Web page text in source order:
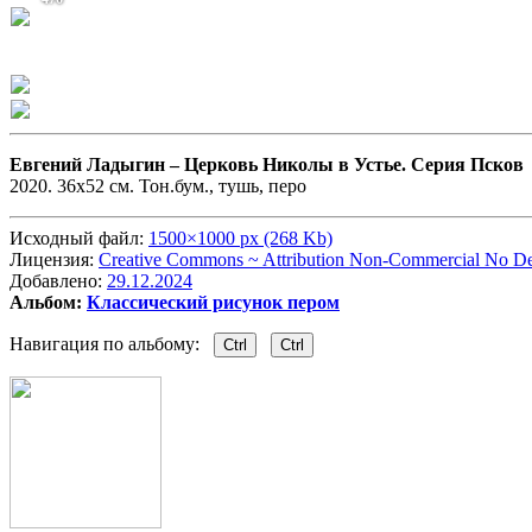
Евгений Ладыгин –Церковь Николы в Устье. Серия Псков
2020. 36х52 см. Тон.бум., тушь, перо
Исходный файл: 1500×1000 px (268 Kb)
Лицензия: Creative Commons ~ Attribution Non-Commercial No
Добавлено: 29.12.2024
Альбом: Классический рисунок пером
Навигация по альбому: Ctrl Ctrl